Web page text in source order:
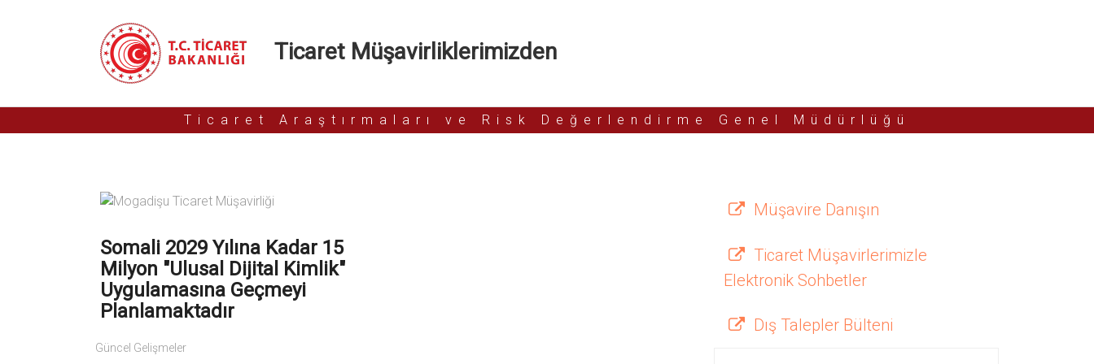
Ticaret Müşavirliklerimizden
Ticaret Araştırmaları ve Risk Değerlendirme Genel Müdürlüğü
Somali 2029 Yılına Kadar 15
Milyon "ulusal Dijital Kimlik"
Uygulamasına Geçmeyi
Planlamaktadır
Güncel Gelişmeler
Müşavire Danışın
Ticaret Müşavirlerimizle
Elektronik Sohbetler
Dış Talepler Bülteni